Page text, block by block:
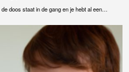
doos staat in de gang en je hebt al een…